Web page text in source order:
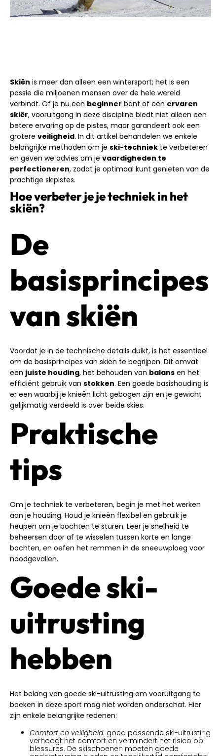
Skiën is meer dan alleen een wintersport; het is een
passie die miljoenen mensen over de hele wereld
verbindt. Of je nu een beginner bent of een ervaren
skiër, vooruitgang in deze discipline biedt niet alleen een
betere ervaring op de pistes, maar garandeert ook een
grotere veiligheid. In dit artikel behandelen we enkele
belangrijke methoden om je ski-techniek te verbeteren
en geven we advies om je vaardigheden te
perfectioneren, zodat je optimaal kunt genieten van de
prachtige skipistes.
Hoe verbeter je je techniek in het
skiën?
De
basisprincipes
van skiën
Voordat je in de technische details duikt, is het essentieel
om de basisprincipes van skiën te begrijpen. Dit omvat
een juiste houding, het behouden van balans en het
efficiënt gebruik van stokken. Een goede basishouding is
er een waarbij je knieën licht gebogen zijn en je gewicht
gelijkmatig verdeeld is over beide skies.
Praktische
tips
Om je techniek te verbeteren, begin je met het werken
aan je houding. Houd je knieën flexibel en gebruik je
heupen om je bochten te sturen. Leer je snelheid te
beheersen door af te wisselen tussen korte en lange
bochten, en oefen het remmen in de sneeuwploeg voor
noodgevallen.
Goede ski-
uitrusting
hebben
Het belang van goede ski-uitrusting om vooruitgang te
boeken in deze sport mag niet worden onderschat. Hier
zijn enkele belangrijke redenen:
Comfort en veiligheid: goed passende ski-uitrusting
verhoogt het comfort en vermindert het risico op
blessures. De skischoenen moeten goede